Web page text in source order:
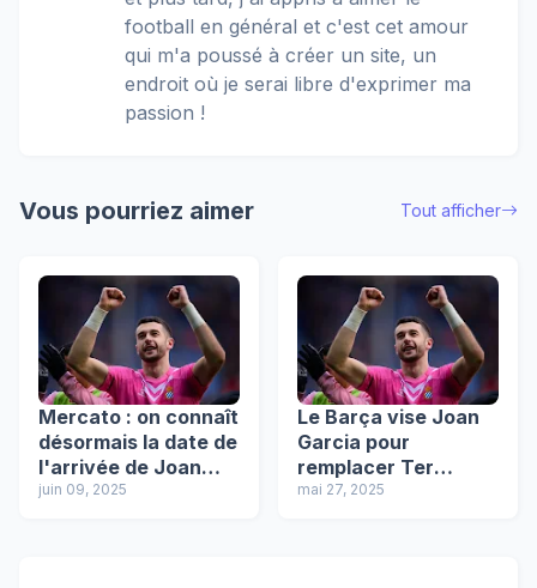
football en général et c'est cet amour
qui m'a poussé à créer un site, un
endroit où je serai libre d'exprimer ma
passion !
Vous pourriez aimer Tout afficher
Mercato : on connaît
désormais la date de
l'arrivée de Joan
Garcia au Barça !
juin 09, 2025
Le Barça vise Joan
Garcia pour
remplacer Ter
Stegen, mais
mai 27, 2025